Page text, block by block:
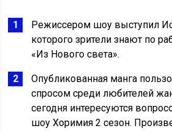
Режиссером шоу выступил
которого зрители знают по
«Из Нового света».
Опубликованная манга
спросом среди любителей
сегодня интересуются
шоу Хоримия 2 сезон.